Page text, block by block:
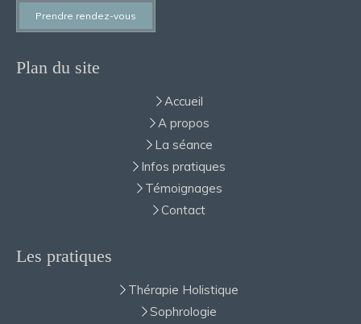
Prendre rendez-vous
Plan du site
Accueil
A propos
La séance
Infos pratiques
Témoignages
Contact
Les pratiques
Thérapie Holistique
Sophrologie